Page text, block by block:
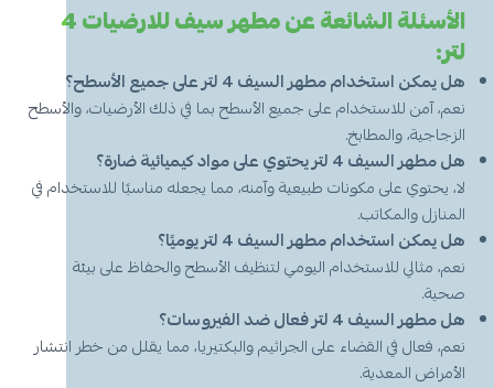
الأسئلة الشائعة عن مطهر سيف للارضيات 4
لتر:
هل يمكن استخدام مطهر السيف 4 لتر على جميع الأسطح؟
نعم، آمن للاستخدام على جميع الأسطح بما في ذلك الأرضيات، والأسطح
الزجاجية، والمطابخ.
هل مطهر السيف 4 لتر يحتوي على مواد كيميائية ضارة؟
لا، يحتوي على مكونات طبيعية وآمنه، مما يجعله مناسبًا للاستخدام في
المنازل والمكاتب.
هل يمكن استخدام مطهر السيف 4 لتر يوميًا؟
نعم، مثالي للاستخدام اليومي لتنظيف الأسطح والحفاظ على بيئة
صحية.
هل مطهر السيف 4 لتر فعال ضد الفيروسات؟
نعم، فعال في القضاء على الجراثيم والبكتيريا، مما يقلل من خطر انتشار
الأمراض المعدية.